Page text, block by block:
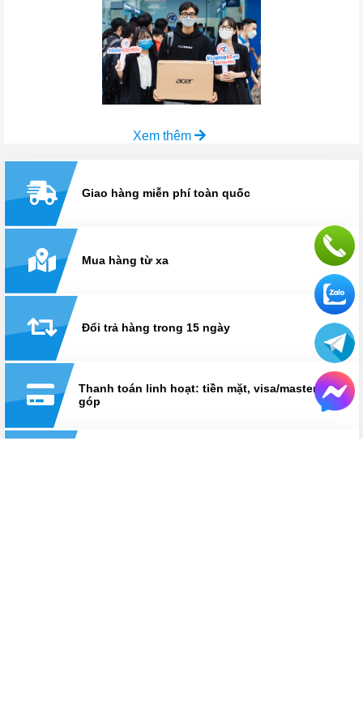
Xem thêm
Giao hàng miễn phí toàn quốc
Mua hàng từ xa
Đổi trả hàng trong 15 ngày
Thanh toán linh hoạt: tiền mặt, visa/master, trả
góp